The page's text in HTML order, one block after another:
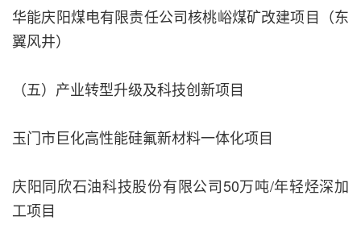
华能庆阳煤电有限责任公司核桃峪煤矿改建项目（东
翼风井）
（五）产业转型升级及科技创新项目
玉门市巨化高性能硅氟新材料一体化项目
庆阳同欣石油科技股份有限公司50万吨/年轻烃深加
工项目